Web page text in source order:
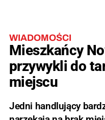
WIADOMOŚCI
Mieszkańcy
przywykli do
miejscu
Jedni handlujący